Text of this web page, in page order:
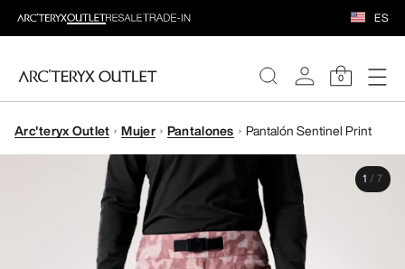
ES
0
MUJERE
HOMBRE
Arc'teryx Outlet Mujer Pantalones Pantalón Sentinel Print
1 / 7